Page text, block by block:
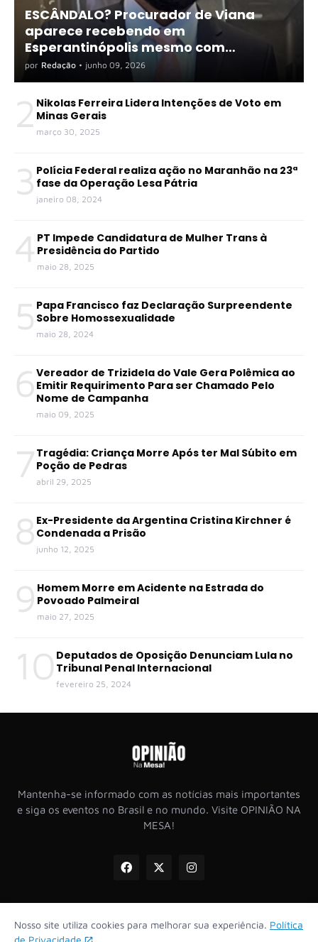
ESCÂNDALO? Procurador de Viana
aparece recebendo em
Esperantinópolis mesmo com
exigência de dedicação exclusiva
por Redação • junho 09, 2026
2 Nikolas Ferreira Lidera Intenções de Voto em
Minas Gerais
março 30, 2025
3 Polícia Federal realiza ação no Maranhão na 23ª
fase da Operação Lesa Pátria
janeiro 08, 2024
4 PT Impede Candidatura de Mulher Trans à
Presidência do Partido
maio 28, 2025
5 Papa Francisco faz Declaração Surpreendente
Sobre Homossexualidade
maio 28, 2024
6Vereador de Trizidela do Vale Gera Polêmica ao
Emitir Requirimento Para ser Chamado Pelo
Nome de Campanha
maio 09, 2025
7 Tragédia: Criança Morre Após ter Mal Súbito em
Poção de Pedras
abril 29, 2025
8 Ex-Presidente da Argentina Cristina Kirchner é
Condenada a Prisão
junho 12, 2025
9 Homem Morre em Acidente na Estrada do
Povoado Palmeiral
maio 27, 2025
10 Deputados de Oposição Denunciam Lula no
Tribunal Penal Internacional
fevereiro 25, 2024
Mantenha-se informado com as notícias mais importantes
e siga os eventos no Brasil e no mundo. Visite OPINIÃO NA
MESA!
Inicio Sobre Política de Privacidade Termo de Uso
Nosso site utiliza cookies para melhorar sua experiência. Política
de Privacidade